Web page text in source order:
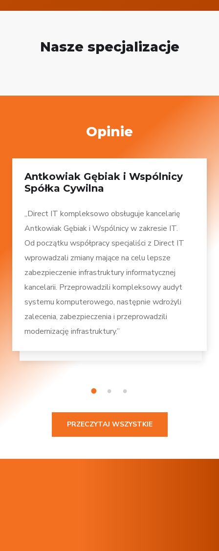
Nasze specjalizacje
Opinie
Antkowiak Gębiak i Wspólnicy
Spółka Cywilna
„Direct IT kompleksowo obsługuje kancelarię
Antkowiak Gębiak i Wspólnicy w zakresie IT.
Od początku współpracy specjaliści z Direct IT
wprowadzali zmiany mające na celu lepsze
zabezpieczenie infrastruktury informatycznej
kancelarii. Przeprowadzili kompleksowy audyt
systemu komputerowego, następnie wdrożyli
zalecenia, zabezpieczenia i przeprowadzili
modernizację infrastruktury.”
1 2 3
PRZECZYTAJ WSZYSTKIE